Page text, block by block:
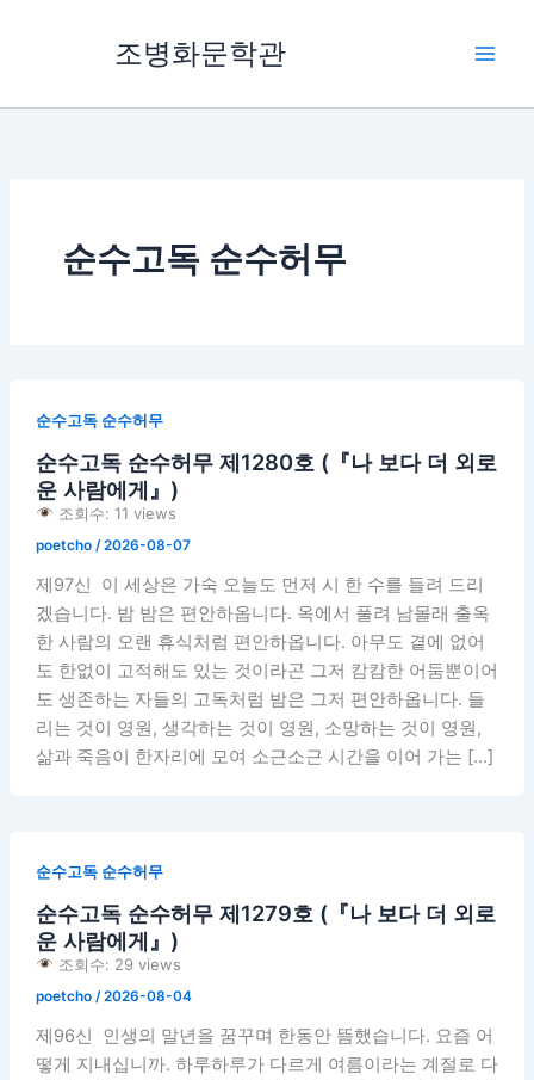
조병화문학관
순수고독 순수허무
순수고독 순수허무
순수고독 순수허무 제1280호 (『나 보다 더 외로
운 사람에게』)
조회수: 11 views
poetcho /2026-08-07
제97신 이 세상은 가숙 오늘도 먼저 시 한 수를 들려 드리
겠습니다. 밤 밤은 편안하옵니다. 옥에서 풀려 남몰래 출옥
한 사람의 오랜 휴식처럼 편안하옵니다. 아무도 곁에 없어
도 한없이 고적해도 있는 것이라곤 그저 캄캄한 어둠뿐이어
도 생존하는 자들의 고독처럼 밤은 그저 편안하옵니다. 들
리는 것이 영원, 생각하는 것이 영원, 소망하는 것이 영원,
삶과 죽음이 한자리에 모여 소근소근 시간을 이어 가는 […]
순수고독 순수허무
순수고독 순수허무 제1279호 (『나 보다 더 외로
운 사람에게』)
조회수: 29 views
poetcho /2026-08-04
제96신 인생의 말년을 꿈꾸며 한동안 뜸했습니다. 요즘 어
떻게 지내십니까. 하루하루가 다르게 여름이라는 계절로 다